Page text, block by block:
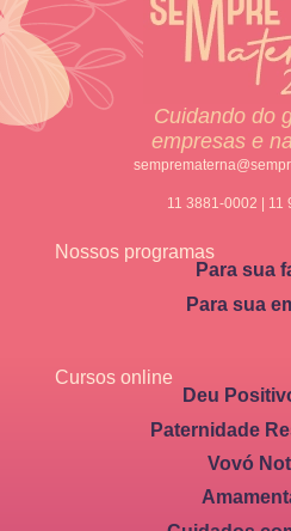
Cuidando do
empresas e
11 3881-0002 | 11
Nossos programas
Para sua
Para sua
Cursos online
Deu
Paternidade
Vovó